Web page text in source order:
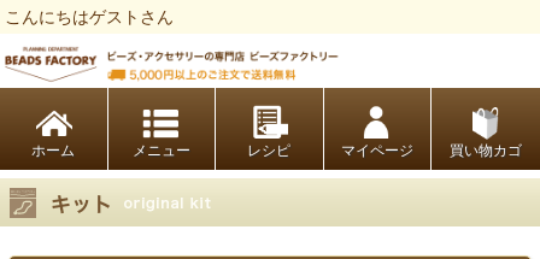
こんにちはゲストさん
ホーム レシピ マイページ 買い物カゴ